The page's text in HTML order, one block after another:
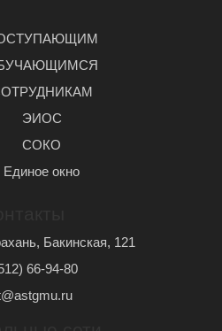
ЭИОС
СОКО
Единое окно
Бакинская, 121
66-94-80